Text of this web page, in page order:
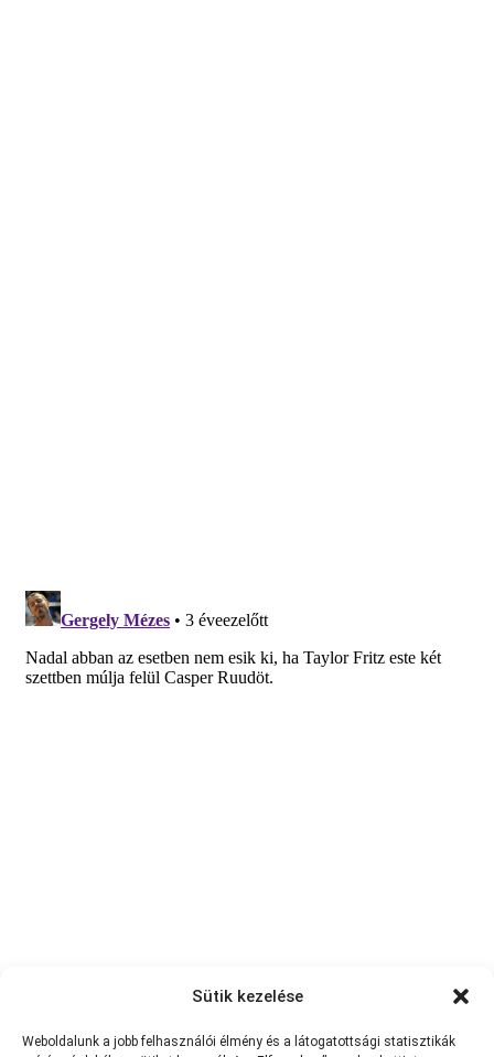
Sütik kezelése
Weboldalunk a jobb felhasználói élmény és a látogatottsági statisztikák